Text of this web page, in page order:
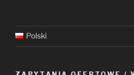
Polski